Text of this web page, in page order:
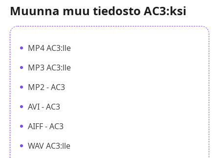
Muunna muu tiedosto AC3:ksi
MP4 AC3:lle
MP3 AC3:lle
MP2 - AC3
AVI - AC3
AIFF - AC3
WAV AC3:lle